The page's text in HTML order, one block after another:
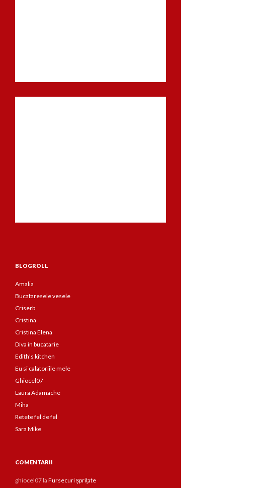
BLOGROLL
Amalia
Bucataresele vesele
Criserb
Cristina
Cristina Elena
Diva in bucatarie
Edith's kitchen
Eu si calatoriile mele
Ghiocel07
Laura Adamache
Miha
Retete fel de fel
Sara Mike
COMENTARII
ghiocel07la Fursecuri șprițate